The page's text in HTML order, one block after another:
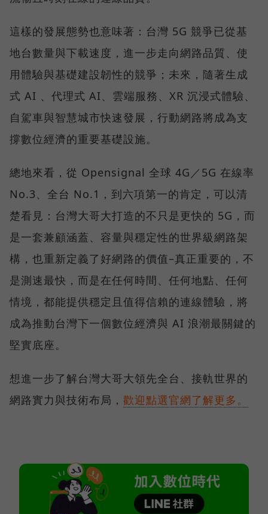
這樣的發展態勢也意味著：台灣 5G 競爭已從基
地台數量與下載速度，進一步走向網路品質、使
用體驗與基礎建設韌性的競爭；未來，隨著生成
式 AI 、代理式 AI、雲端服務、XR 沉浸式體驗、
自駕車與智慧城市快速發展，行動網路將成為支
撐數位經濟的重要基礎設施。
總地來看，從 Opensignal 全球 4G／5G 在線率
No.3、全台 No.1，到六項第一的肯定，可以清
楚看見：台灣大哥大打造的不只是更快的 5G，而
是一套兼顧涵蓋、容量與穩定性的世界級網路架
構，也重新定義了好網路的價值–真正重要的，不
是測速最快，而是在任何時間、任何地點、任何
情境，都能提供穩定且值得信賴的連線體驗，將
成為推動台灣下一個數位經濟與 AI 浪潮最關鍵的
堅實底座。
想進一步了解台灣大哥大領先全台、接軌世界的
網路實力與技術布局， 歡迎點選官網了解更多。